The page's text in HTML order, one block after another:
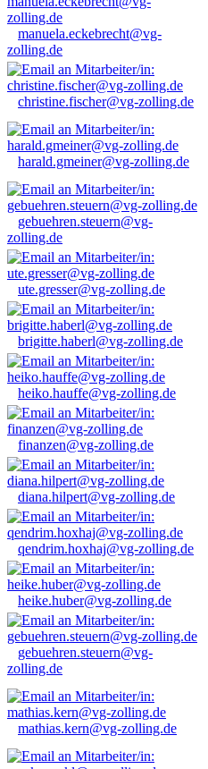
manuela.eckebrecht@vg-
zolling.de
christine.fischer@vg-zolling.de
harald.gmeiner@vg-zolling.de
gebuehren.steuern@vg-
zolling.de
ute.gresser@vg-zolling.de
brigitte.haberl@vg-zolling.de
heiko.hauffe@vg-zolling.de
finanzen@vg-zolling.de
diana.hilpert@vg-zolling.de
qendrim.hoxhaj@vg-zolling.de
heike.huber@vg-zolling.de
gebuehren.steuern@vg-
zolling.de
mathias.kern@vg-zolling.de